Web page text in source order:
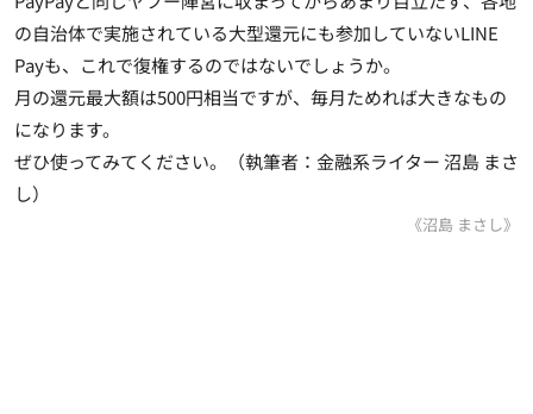
の自治体で実施されている大型還元にも参加していないLINE
Payも、これで復権するのではないでしょうか。
月の還元最大額は500円相当ですが、毎月ためれば大きなもの
になります。
ぜひ使ってみてください。（執筆者：金融系ライター 沼島 まさ
し）
《沼島 まさし》